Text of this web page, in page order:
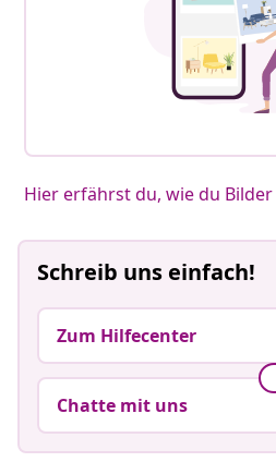
Unsere Produkte, von dir
Hier erfährst du, wie du
Schreib uns einfach!
Zum Hilfecenter
Chatte mit uns